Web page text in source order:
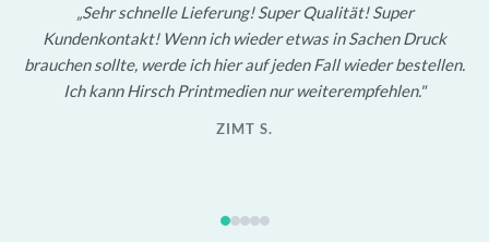
Sehr schnelle Lieferung! Super Qualität! Super
Kundenkontakt! Wenn ich wieder etwas in Sachen Druck
brauchen sollte, werde ich hier auf jeden Fall wieder bestellen.
Ich kann Hirsch Printmedien nur weiterempfehlen.
ZIMT S.